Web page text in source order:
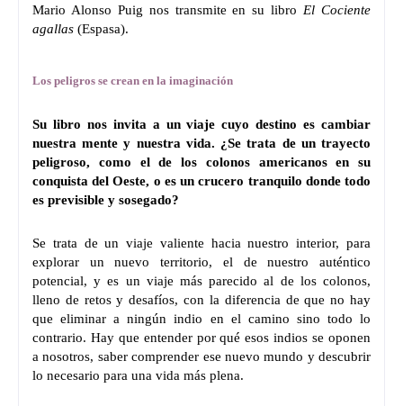
Mario Alonso Puig nos transmite en su libroEl Cociente
agallas (Espasa).
Los peligros se crean en la imaginación
Su libro nos invita a un viaje cuyo destino es cambiar
nuestra mente y nuestra vida. ¿Se trata de un trayecto
peligroso, como el de los colonos americanos en su
conquista del Oeste, o es un crucero tranquilo donde todo
es previsible y sosegado?
Se trata de un viaje valiente hacia nuestro interior, para
explorar un nuevo territorio, el de nuestro auténtico
potencial, y es un viaje más parecido al de los colonos,
lleno de retos y desafíos, con la diferencia de que no hay
que eliminar a ningún indio en el camino sino todo lo
contrario. Hay que entender por qué esos indios se oponen
a nosotros, saber comprender ese nuevo mundo y descubrir
lo necesario para una vida más plena.